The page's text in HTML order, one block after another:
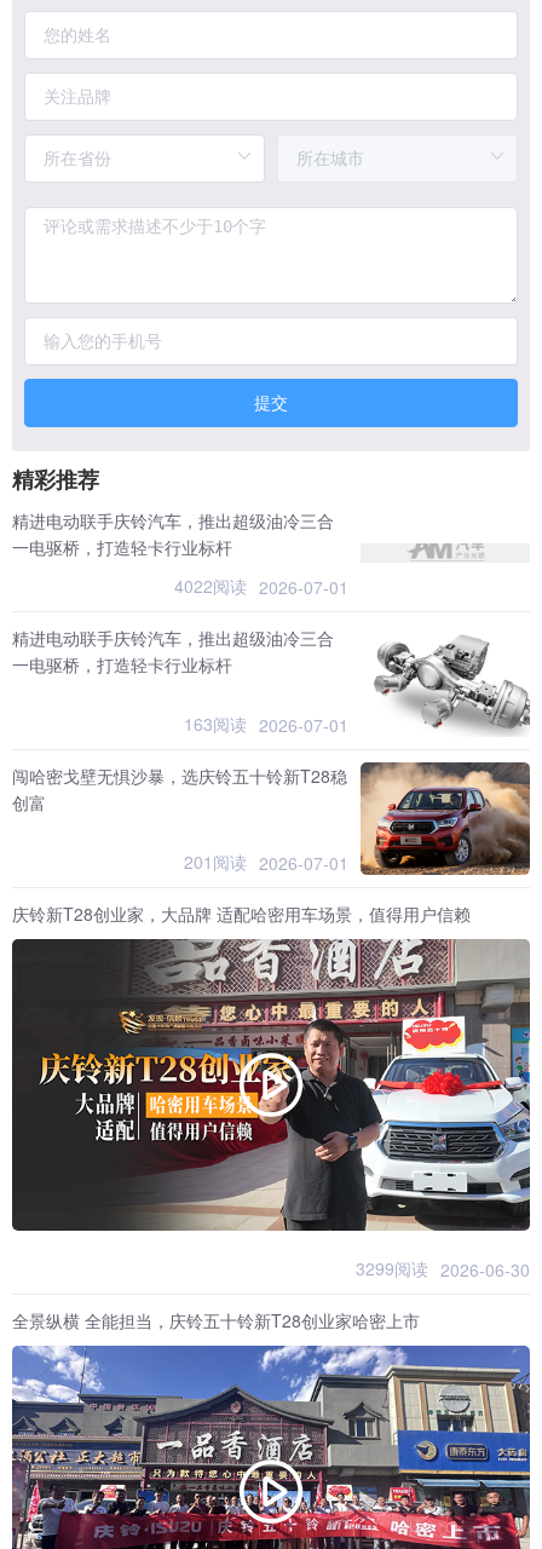
提交
精彩推荐
精进电动联手庆铃汽车，推出超级油冷三合
一电驱桥，打造轻卡行业标杆
4022阅读 2026-07-01
精进电动联手庆铃汽车，推出超级油冷三合
一电驱桥，打造轻卡行业标杆
163阅读 2026-07-01
闯哈密戈壁无惧沙暴，选庆铃五十铃新T28稳
创富
201阅读 2026-07-01
庆铃新T28创业家，大品牌 适配哈密用车场景，值得用户信赖
3299阅读 2026-06-30
全景纵横 全能担当，庆铃五十铃新T28创业家哈密上市